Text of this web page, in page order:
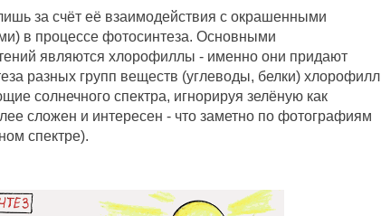
за счёт её взаимодействия с окрашенными
в процессе фотосинтеза. Основными
являются хлорофиллы - именно они придают
разных групп веществ (углеводы, белки) хлорофилл
солнечного спектра, игнорируя зелёную как
сложен и интересен - что заметно по фотографиям
спектре).